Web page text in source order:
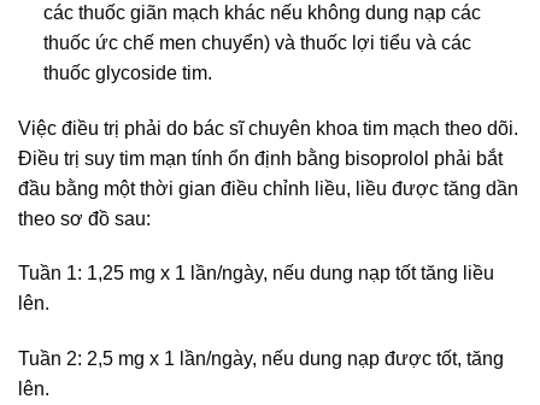
các thuốc giãn mạch khác nếu không dung nạp các
thuốc ức chế men chuyển) và thuốc lợi tiểu và các
thuốc glycoside tim.
Việc điều trị phải do bác sĩ chuyên khoa tim mạch theo dõi.
Điều trị suy tim mạn tính ổn định bằng bisoprolol phải bắt
đầu bằng một thời gian điều chỉnh liều, liều được tăng dần
theo sơ đồ sau:
Tuần 1: 1,25 mg x 1 lần/ngày, nếu dung nạp tốt tăng liều
lên.
Tuần 2: 2,5 mg x 1 lần/ngày, nếu dung nạp được tốt, tăng
lên.